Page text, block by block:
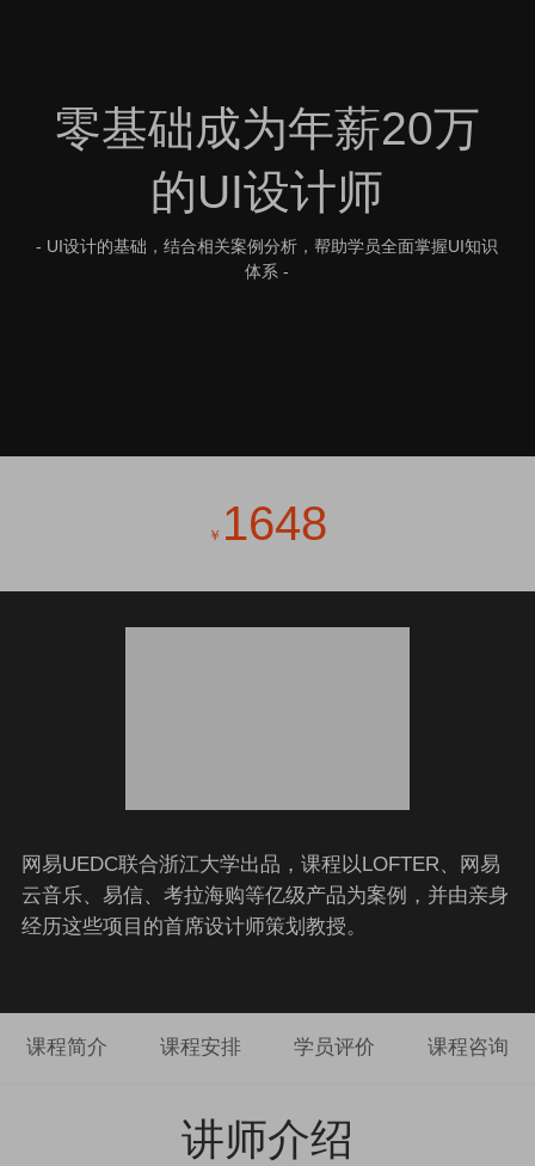
零基础成为年薪20万
的UI设计师
- UI设计的基础，结合相关案例分析，帮助学员全面掌握UI知识
体系 -
￥ 1648
网易UEDC联合浙江大学出品，课程以LOFTER、网易
云音乐、易信、考拉海购等亿级产品为案例，并由亲身
经历这些项目的首席设计师策划教授。
课程简介 课程安排 学员评价 课程咨询
讲师介绍